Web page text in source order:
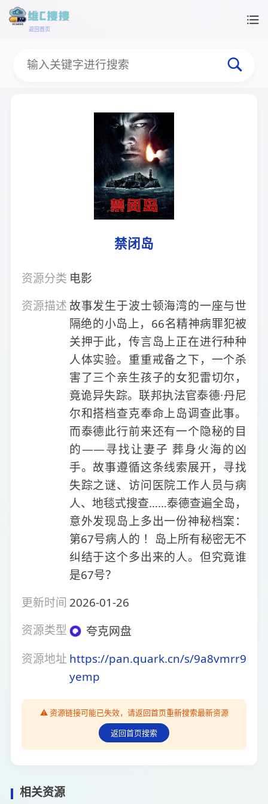
返回首页
禁闭岛
资源分类 电影
资源描述故事发生于波士顿海湾的一座与世
隔绝的小岛上，66名精神病罪犯被
关押于此，传言岛上正在进行种种
人体实验。重重戒备之下，一个杀
害了三个亲生孩子的女犯雷切尔，
竟诡异失踪。联邦执法官泰德·丹尼
尔和搭档查克奉命上岛调查此事。
而泰德此行前来还有一个隐秘的目
的——寻找让妻子 葬身火海的凶
手。故事遵循这条线索展开，寻找
失踪之谜、访问医院工作人员与病
人、地毯式搜查……泰德查遍全岛，
意外发现岛上多出一份神秘档案：
第67号病人的 ！岛上所有秘密无不
纠结于这个多出来的人。但究竟谁
是67号？
更新时间 2026-01-26
资源类型
夸克网盘
资源地址 https://pan.quark.cn/s/9a8vmrr9
yemp
⚠️ 资源链接可能已失效，请返回首页重新搜索最新资源
返回首页搜索
相关资源